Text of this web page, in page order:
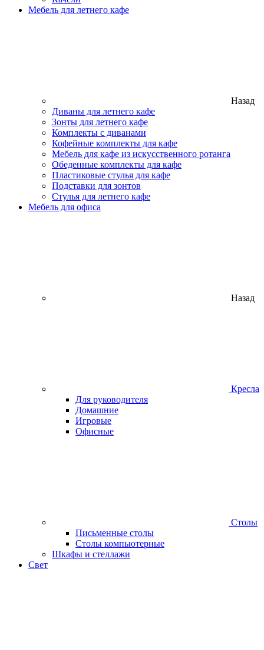
Мебель для летнего кафе
Назад
Диваны для летнего кафе
Зонты для летнего кафе
Комплекты с диванами
Кофейные комплекты для кафе
Мебель для кафе из искусственного ротанга
Обеденные комплекты для кафе
Пластиковые стулья для кафе
Подставки для зонтов
Стулья для летнего кафе
Мебель для офиса
Назад
Кресла
Для руководителя
Домашние
Игровые
Офисные
Столы
Письменные столы
Столы компьютерные
Шкафы и стеллажи
Свет